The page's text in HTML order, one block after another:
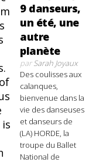
9 danseurs,
un été, une
autre
planète
parSarah Joyaux
Des coulisses aux
calanques,
bienvenue dans la
vie des danseuses
et danseurs de
(LA) HORDE, la
troupe du Ballet
National de